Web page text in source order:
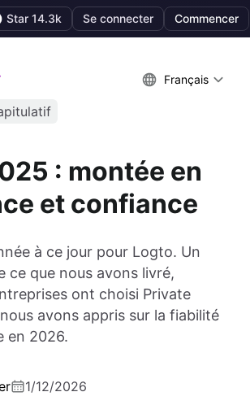
Star 14.3k Se connecter Commencer
Français
: montée en
et confiance
à ce jour pour Logto. Un
ce que nous avons livré,
ont choisi Private
avons appris sur la fiabilité
en 2026.
1/12/2026